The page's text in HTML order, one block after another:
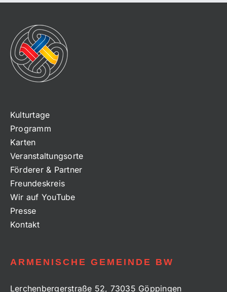
Kulturtage
Programm
Karten
Veranstaltungsorte
Förderer & Partner
Freundeskreis
Wir auf YouTube
Presse
Kontakt
ARMENISCHE GEMEINDE BW
Lerchenbergerstraße 52, 73035 Göppingen